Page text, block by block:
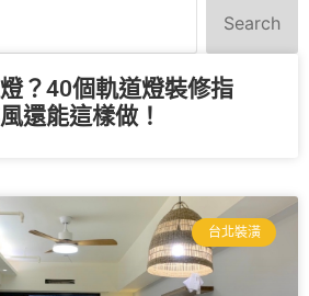
Search
？40個軌道燈裝修指
還能這樣做！
台北裝潢